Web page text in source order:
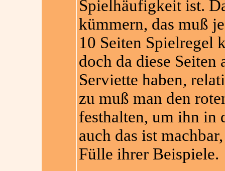
Spielhäufigkeit ist.
kümmern, das muß
10 Seiten Spielregel
doch da diese
Serviette haben,
zu muß man den
festhalten, um ihn in
auch das ist
Fülle ihrer Beispiele.